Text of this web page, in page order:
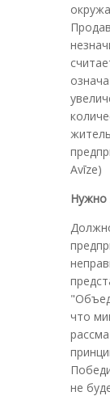
Avīze)
Нужно
что
не